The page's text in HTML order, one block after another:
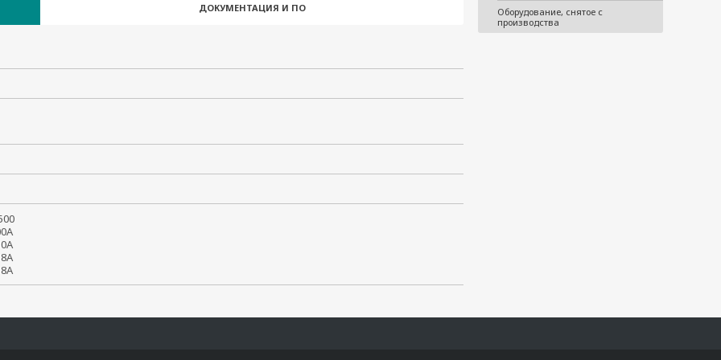
Оборудование, снятое с
производства
ДОКУМЕНТАЦИЯ И ПО